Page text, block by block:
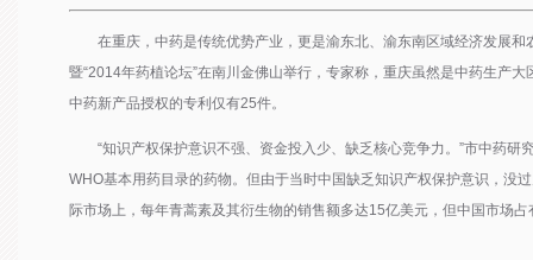
在重庆，中药是传统优势产业，更是渝东北、渝东南区域经济发展和
暨“2014年药植论坛”在南川金佛山举行，专家称，重庆虽然是中药生产
中药新产品授权的专利仅有25件。
“知识产权保护意识不强、资金投入少、缺乏核心竞争力。”市中药研
WHO基本用药目录的药物。但由于当时中国缺乏知识产权保护意识，没
际市场上，每年青蒿素及其衍生物的销售额多达15亿美元，但中国市场